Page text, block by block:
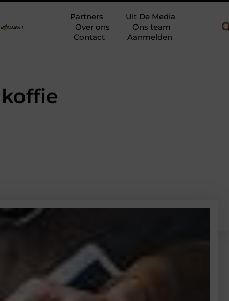
Partners
Uit De Media
Over ons
Ons team
Contact
Aanmelden